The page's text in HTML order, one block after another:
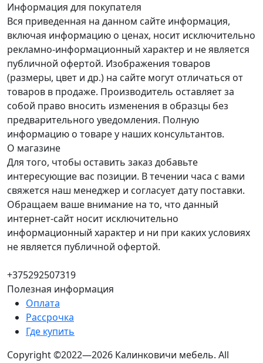
Информация для покупателя
Вся приведенная на данном сайте информация,
включая информацию о ценах, носит исключительно
рекламно-информационный характер и не является
публичной офертой. Изображения товаров
(размеры, цвет и др.) на сайте могут отличаться от
товаров в продаже. Производитель оставляет за
собой право вносить изменения в образцы без
предварительного уведомления. Полную
информацию о товаре у наших консультантов.
О магазине
Для того, чтобы оставить заказ добавьте
интересующие вас позиции. В течении часа с вами
свяжется наш менеджер и согласует дату поставки.
Обращаем ваше внимание на то, что данный
интернет-сайт носит исключительно
информационный характер и ни при каких условиях
не является публичной офертой.
+375292507319
Полезная информация
Оплата
Рассрочка
Где купить
Copyright ©2022—2026 Калинковичи мебель. All